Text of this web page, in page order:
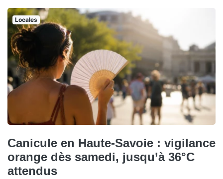
Locales
Canicule en Haute-Savoie : vigilance
orange dès samedi, jusqu’à 36°C
attendus